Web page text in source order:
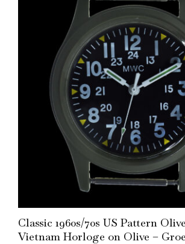
Classic 1960s/70s US Pattern
Vietnam Horloge on Olive –